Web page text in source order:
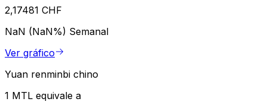
2,17481 CHF
NaN (NaN%) Semanal
Ver gráfico
Yuan renminbi chino
1 MTL equivale a